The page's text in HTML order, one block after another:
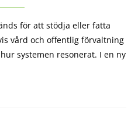
för att stödja eller fatta
vård och offentlig förvaltning
systemen resonerat. I en ny